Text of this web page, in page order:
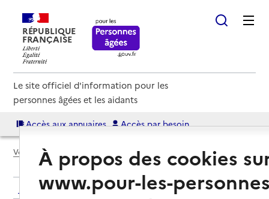
RÉPUBLIQUE
FRANÇAISE
Le site officiel d'information pour les
personnes âgées et les aidants
Accès aux annuaires Accès par besoin
Voir le fil d’Ariane
Retour aux résultats de l'annuaire
À propos des cookies
www.pour-les-